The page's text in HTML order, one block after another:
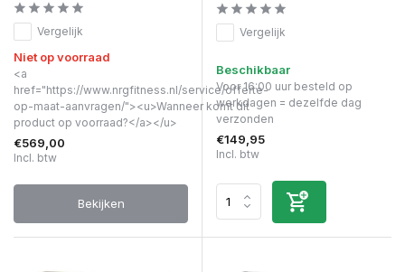
Vergelijk
Niet op voorraad
<a
href="https://www.nrgfitness.nl/service/offerte-
op-maat-aanvragen/"><u>Wanneer komt dit
product op voorraad?</a></u>
€569,00
Incl. btw
Bekijken
Vergelijk
Beschikbaar
Voor 16:00 uur besteld op
werkdagen = dezelfde dag
verzonden
€149,95
Incl. btw